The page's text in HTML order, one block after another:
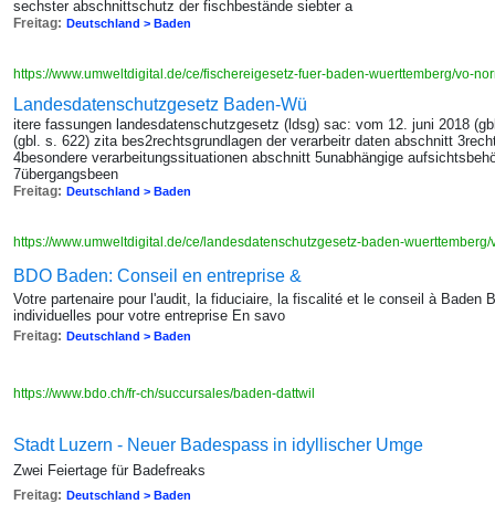
sechster abschnittschutz der fischbestände siebter a
Freitag: Deutschland > Baden
https://www.umweltdigital.de/ce/fischereigesetz-fuer-baden-wuerttemberg/vo-
Landesdatenschutzgesetz Baden-Wü
itere fassungen landesdatenschutzgesetz (ldsg) sac: vom 12. juni 2018
(gbl. s. 622) zita bes2rechtsgrundlagen der verarbeitr daten abschnitt
4besondere verarbeitungssituationen abschnitt 5unabhängige
7übergangsbeen
Freitag: Deutschland > Baden
https://www.umweltdigital.de/ce/landesdatenschutzgesetz-baden-
BDO Baden: Conseil en entreprise &
Votre partenaire pour l'audit, la fiduciaire, la fiscalité et le conseil à Baden
individuelles pour votre entreprise En savo
Freitag: Deutschland > Baden
https://www.bdo.ch/fr-ch/succursales/baden-dattwil
Stadt Luzern - Neuer Badespass in idyllischer Umge
Zwei Feiertage für Badefreaks
Freitag: Deutschland > Baden